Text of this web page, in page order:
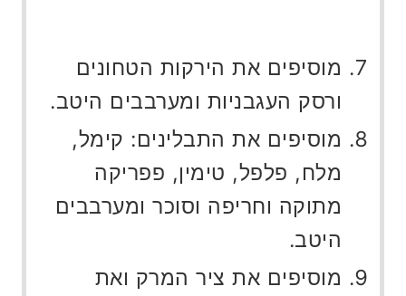
מוסיפים את הירקות הטחונים
ורסק העגבניות ומערבבים היטב.
מוסיפים את התבלינים: קימל,
מלח, פלפל, טימין, פפריקה
מתוקה וחריפה וסוכר ומערבבים
היטב.
מוסיפים את ציר המרק ואת